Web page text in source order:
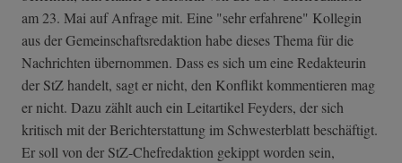
am 23. Mai auf Anfrage mit. Eine "sehr erfahrene" Kollegin
aus der Gemeinschaftsredaktion habe dieses Thema für die
Nachrichten übernommen. Dass es sich um eine Redakteurin
der StZ handelt, sagt er nicht, den Konflikt kommentieren mag
er nicht. Dazu zählt auch ein Leitartikel Feyders, der sich
kritisch mit der Berichterstattung im Schwesterblatt beschäftigt.
Er soll von der StZ-Chefredaktion gekippt worden sein,